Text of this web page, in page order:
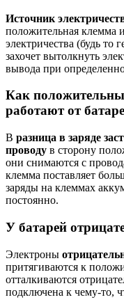
Источник
положительная клемма
электричества (будь то
захочет вытолкнуть
вывода при
Как
работают от
В разница в заряде
проводу в сторону
они снимаются с
клемма поставляет
заряды на клеммах
постоянно.
У батарей
Электроны
притягиваются к
отталкиваются
подключена к чему-то,